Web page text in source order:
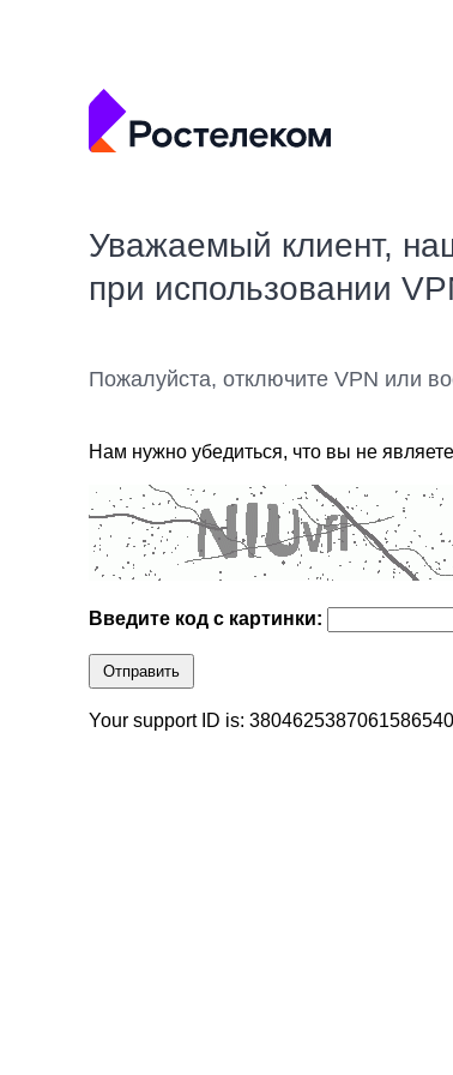
Уважаемый клиент,
при использовании
Пожалуйста, отключите VPN или
Нам нужно убедиться, что вы не
Введите код с картинки:
Отправить
Your support ID is: 3804625387061586540